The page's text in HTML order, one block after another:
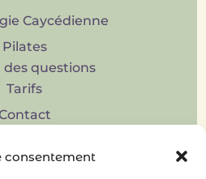
consentement
Caycédienne
Pilates
des questions
Tarifs
LÉGALES